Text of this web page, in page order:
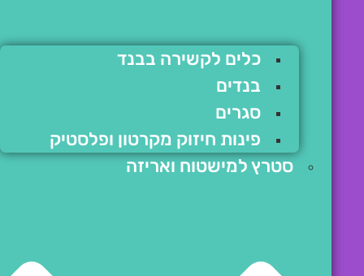
כלים לקשירה בבנד
בנדים
סגרים
פינות חיזוק מקרטון ופלסטיק
סטרץ למישטוח ואריזה